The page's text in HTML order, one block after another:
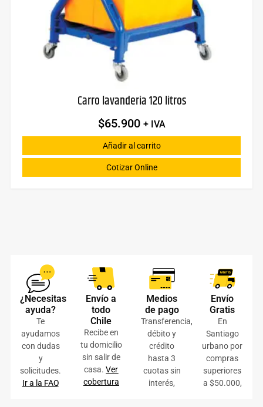
Carro lavanderia 120 litros
$65.900 + IVA
Añadir al carrito
Cotizar Online
¿Necesitas
ayuda?
Te
ayudamos
con dudas
y
solicitudes.
Ir a la FAQ
Envío a
todo
Chile
Recibe en
tu domicilio
sin salir de
casa.Ver
cobertura
Medios
de pago
Transferencia,
débito y
crédito
hasta 3
cuotas sin
interés,
Envío
Gratis
En
Santiago
urbano por
compras
superiores
a $50.000,